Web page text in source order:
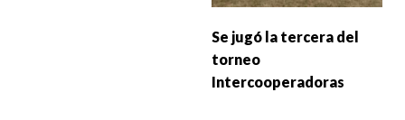
Se jugó la tercera del
torneo
Intercooperadoras